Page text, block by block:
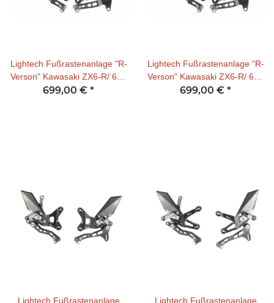
Lightech Fußrastenanlage "R-
Verson" Kawasaki ZX6-R/ 636
05-21 (incl. ABE) für
699,00 € *
Lightech Fußrastenanlage "R-
Verson" Kawasaki ZX6-R/ 636
05-21 für Umkehrschaltung
699,00 € *
Lightech Fußrastenanlage Lightech Fußrastenanlage